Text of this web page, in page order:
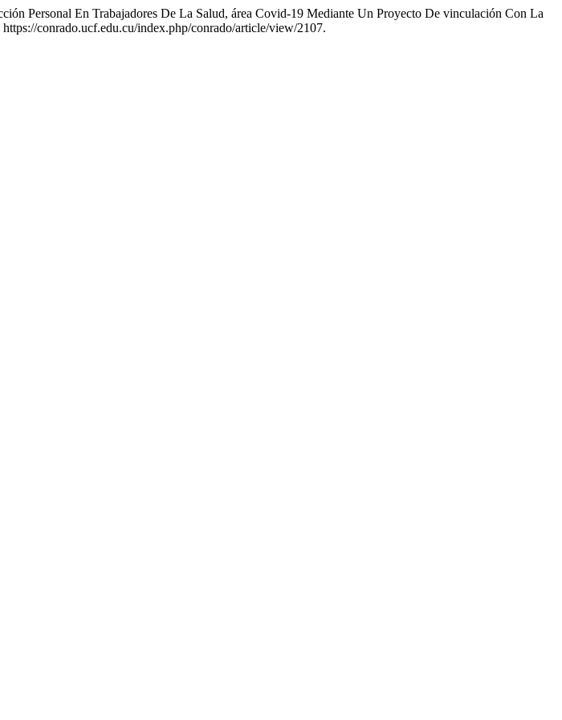
Personal En Trabajadores De La Salud, área Covid-19 Mediante Un Proyecto De vinculación Con La
conrado.ucf.edu.cu/index.php/conrado/article/view/2107.